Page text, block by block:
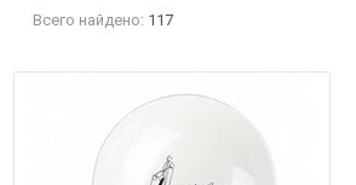
Всего найдено: 117